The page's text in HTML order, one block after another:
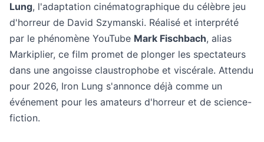
Lung, l'adaptation cinématographique du célèbre jeu
d'horreur de David Szymanski. Réalisé et interprété
par le phénomène YouTube Mark Fischbach, alias
Markiplier, ce film promet de plonger les spectateurs
dans une angoisse claustrophobe et viscérale. Attendu
pour 2026, Iron Lung s'annonce déjà comme un
événement pour les amateurs d'horreur et de science-
fiction.